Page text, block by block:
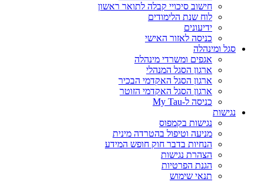
חישוב סיכויי קבלה לתואר ראשון
לוח שנת הלימודים
ידיעונים
כניסה לאזור האישי
סגל ומינהלה
אגפים ומשרדי מינהלה
ארגון הסגל המנהלי
ארגון הסגל האקדמי הבכיר
ארגון הסגל האקדמי הזוטר
כניסה ל-My Tau
נגישות
נגישות בקמפוס
מניעה וטיפול בהטרדה מינית
הנחיות בדבר חוק חופש המידע
הצהרת נגישות
הגנת הפרטיות
תנאי שימוש